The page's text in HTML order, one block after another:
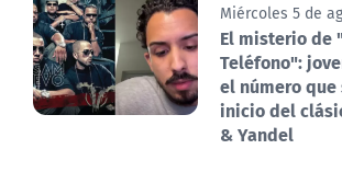
Miércoles 5 de
El misterio de
Teléfono":
el número que
inicio del
& Yandel